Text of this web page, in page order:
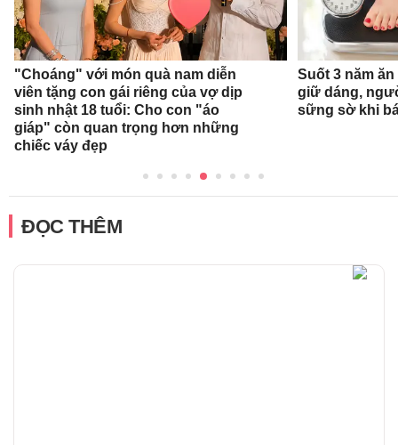
"Choáng" với món quà nam diễn
viên tặng con gái riêng của vợ dịp
sinh nhật 18 tuổi: Cho con "áo
giáp" còn quan trọng hơn những
chiếc váy đẹp
Suốt 3 năm
giữ dáng,
sững sờ khi
ĐỌC THÊM